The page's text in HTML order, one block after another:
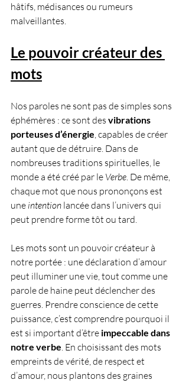
hâtifs, médisances ou rumeurs
malveillantes.
Le pouvoir créateur des
mots
Nos paroles ne sont pas de simples sons
éphémères : ce sont des vibrations
porteuses d’énergie, capables de créer
autant que de détruire. Dans de
nombreuses traditions spirituelles, le
monde a été créé par le Verbe. De même,
chaque mot que nous prononçons est
une intention lancée dans l’univers qui
peut prendre forme tôt ou tard.
Les mots sont un pouvoir créateur à
notre portée : une déclaration d’amour
peut illuminer une vie, tout comme une
parole de haine peut déclencher des
guerres. Prendre conscience de cette
puissance, c’est comprendre pourquoi il
est si important d’être impeccable dans
notre verbe. En choisissant des mots
empreints de vérité, de respect et
d’amour, nous plantons des graines